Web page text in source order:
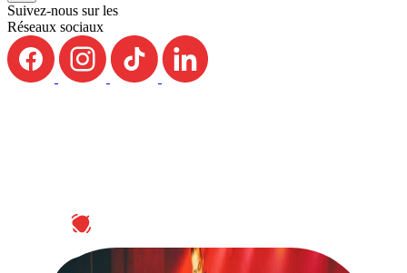
Suivez-nous sur les
Réseaux sociaux